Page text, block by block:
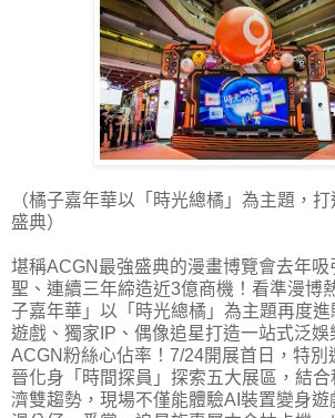
（橘子嘉年華以「時光總橘」為主題，
盛典）
堪稱ACGN最強盛典的漫畫博覽會去年吸
聖、連續三年締造近3億商機！看準漫博
子嘉年華」以「時光總橘」為主題再度
遊戲、獨家IP、偶像追星打造一站式泛娛
ACGN粉絲心佔率！7/24開展首日，特別
晉化身「時間探員」探索五大展區，結
濟雙趨勢，現場不僅能體驗AI裝置變身遊